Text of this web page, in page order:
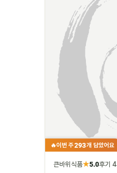
🔥이번 주293개 담았어요
큰바위식품★5.0후기 4